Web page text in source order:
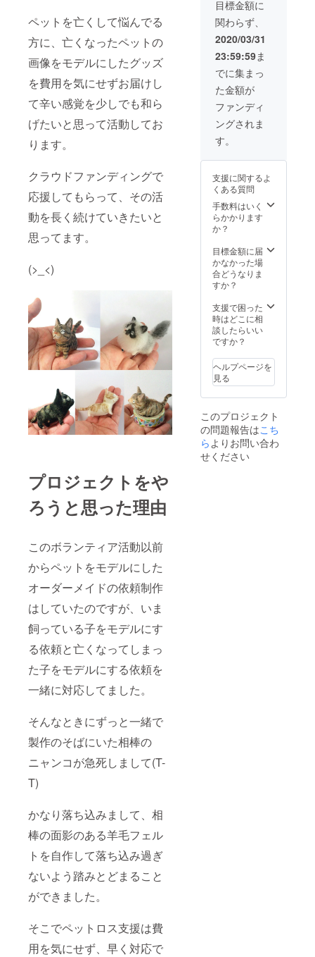
ペットを亡くして悩んでる
方に、亡くなったペットの
画像をモデルにしたグッズ
を費用を気にせずお届けし
て辛い感覚を少しでも和ら
げたいと思って活動してお
ります。
クラウドファンディングで
応援してもらって、その活
動を長く続けていきたいと
思ってます。
(>_<)
プロジェクトをや
ろうと思った理由
このボランティア活動以前
からペットをモデルにした
オーダーメイドの依頼制作
はしていたのですが、いま
飼っている子をモデルにす
る依頼と亡くなってしまっ
た子をモデルにする依頼を
一緒に対応してました。
そんなときにずっと一緒で
製作のそばにいた相棒の
ニャンコが急死しまして(T-
T)
かなり落ち込みまして、相
棒の面影のある羊毛フェル
トを自作して落ち込み過ぎ
ないよう踏みとどまること
ができました。
そこでペットロス支援は費
用を気にせず、早く対応で
こに入力した金
額がお支払い金
額となってまし
た。 (仕様変更し
ので、確認を押
した次のページ
で金額の再確認
お願いいたしま
す)
目標金額に
関わらず、
2020/03/31
23:59:59ま
でに集まっ
た金額が
ファンディ
ングされま
す。
支援に関するよ
くある質問
手数料はいく
らかかります
か？
目標金額に届
かなかった場
合どうなりま
すか？
支援で困った
時はどこに相
談したらいい
ですか？
ヘルプページを
見る
このプロジェクト
の問題報告はこち
ら よりお問い合わ
せください